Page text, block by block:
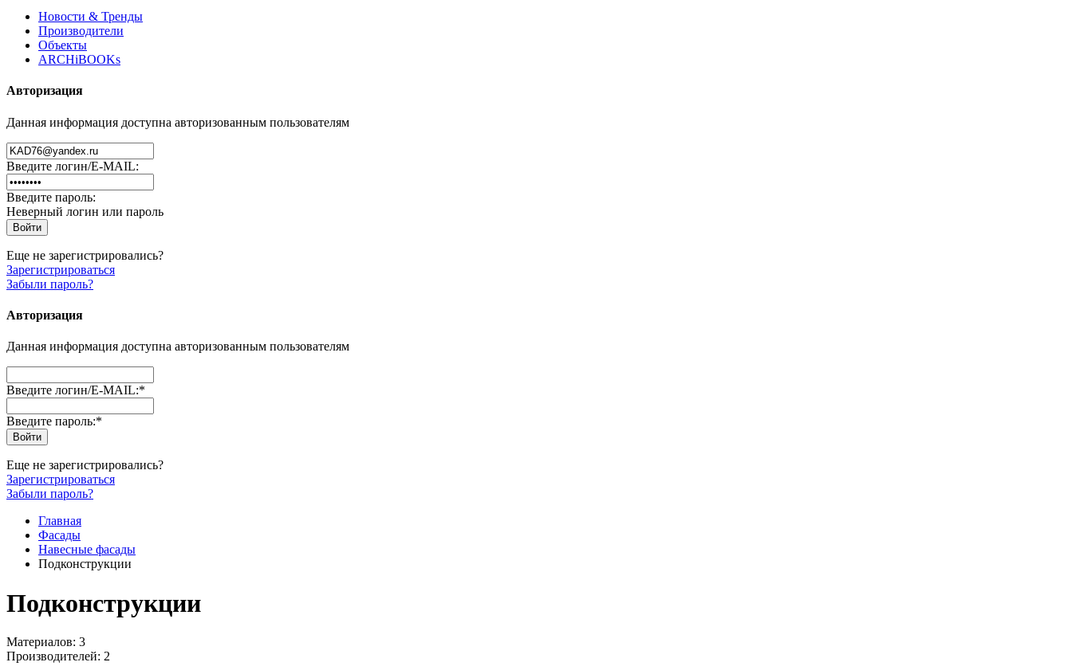
Новости & Тренды
Производители
Объекты
ARCHiBOOKs
Авторизация
Данная информация доступна авторизованным пользователям
Введите логин/E-MAIL:
Введите пароль:
Неверный логин или пароль
Еще не зарегистрировались?
Зарегистрироваться
Забыли пароль?
Авторизация
Данная информация доступна авторизованным пользователям
Введите логин/E-MAIL:*
Введите пароль:*
Еще не зарегистрировались?
Зарегистрироваться
Забыли пароль?
Главная
Фасады
Навесные фасады
Подконструкции
Подконструкции
Материалов: 3
Производителей: 2